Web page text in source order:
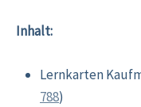
Inhalt:
Lernkarten
788)